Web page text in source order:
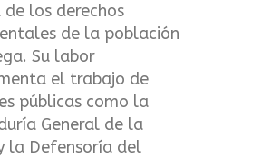
de los derechos
de la población
Su labor
el trabajo de
públicas como la
General de la
la Defensoría del